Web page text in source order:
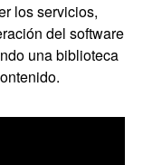
los servicios,
del software
una biblioteca